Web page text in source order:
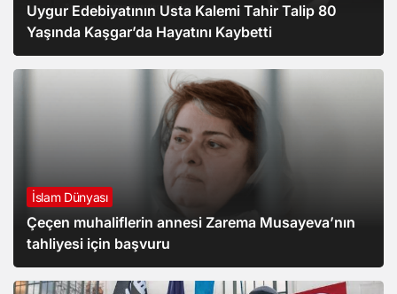
Uygur Edebiyatının Usta Kalemi Tahir Talip 80
Yaşında Kaşgar’da Hayatını Kaybetti
İslam Dünyası
Çeçen muhaliflerin annesi Zarema Musayeva’nın
tahliyesi için başvuru